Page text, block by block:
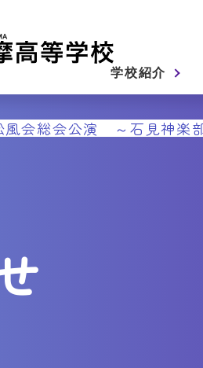
学校紹介
総合学科
風会総会公演 ～石見神楽